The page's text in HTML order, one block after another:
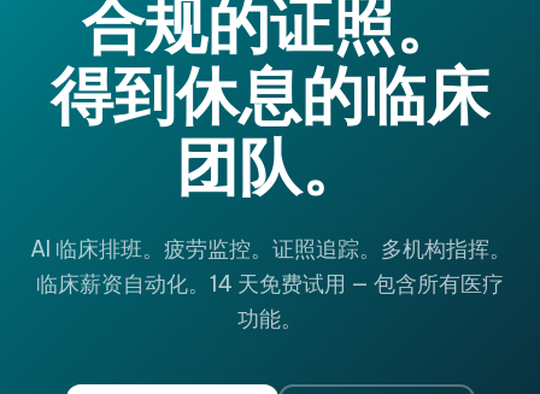
合规的证照。
得到休息的临床
团队。
AI 临床排班。疲劳监控。证照追踪。多机构指挥。
临床薪资自动化。14 天免费试用 — 包含所有医疗
功能。